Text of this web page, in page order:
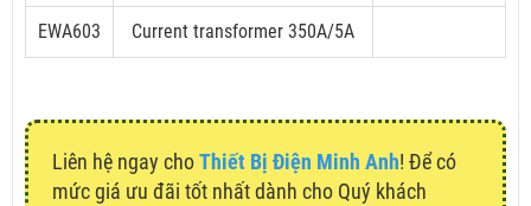
EWA603 Current transformer 350A/5A
Liên hệ ngay choThiết Bị Điện Minh Anh! Để có
mức giá ưu đãi tốt nhất dành cho Quý khách